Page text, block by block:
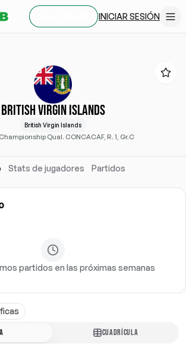
INICIAR SESIÓN
BRITISH VIRGIN ISLANDS
British Virgin Islands
Qual. CONCACAF, R. 1, Gr.C
Stats de jugadores Partidos
partidos en las próximas semanas
CUADRÍCULA